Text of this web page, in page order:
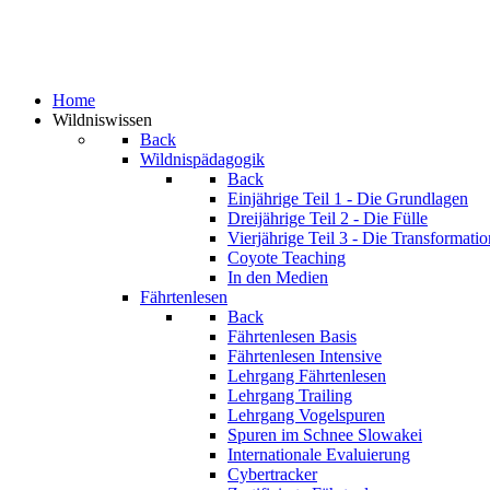
Home
Wildniswissen
Back
Wildnispädagogik
Back
Einjährige Teil 1 - Die Grundlagen
Dreijährige Teil 2 - Die Fülle
Vierjährige Teil 3 - Die
Coyote Teaching
In den Medien
Fährtenlesen
Back
Fährtenlesen Basis
Fährtenlesen Intensive
Lehrgang Fährtenlesen
Lehrgang Trailing
Lehrgang Vogelspuren
Spuren im Schnee Slowakei
Internationale Evaluierung
Cybertracker